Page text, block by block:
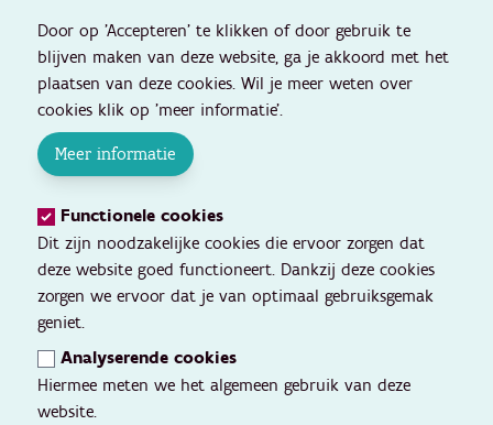
Door op 'Accepteren' te klikken of door gebruik te
blijven maken van deze website, ga je akkoord met het
plaatsen van deze cookies. Wil je meer weten over
cookies klik op 'meer informatie'.
Meer informatie
Functionele cookies
Dit zijn noodzakelijke cookies die ervoor zorgen dat
deze website goed functioneert. Dankzij deze cookies
zorgen we ervoor dat je van optimaal gebruiksgemak
geniet.
Analyserende cookies
Hiermee meten we het algemeen gebruik van deze
website.